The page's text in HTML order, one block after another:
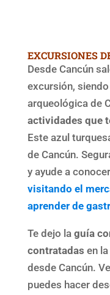
EXCURSIONES
Desde Cancún
excursión,
arqueológica de
actividades que
Este azul
de Cancún.
y ayude a
visitando el
aprender de
Te dejo la guía
contratadas en la
desde Cancún.
puedes hacer